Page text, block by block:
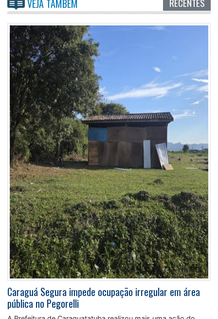
VEJA TAMBÉM
Caraguá Segura impede ocupação irregular em área
pública no Pegorelli